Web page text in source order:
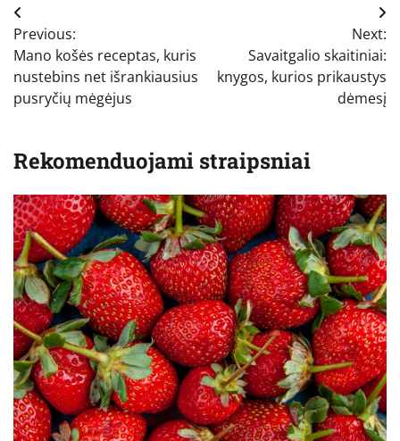
Navigacija
tarp
įrašų
Previous:
Mano košės receptas, kuris
nustebins net išrankiausius
pusryčių mėgėjus
Next:
Savaitgalio skaitiniai:
knygos, kurios prikaustys
dėmesį
Rekomenduojami straipsniai